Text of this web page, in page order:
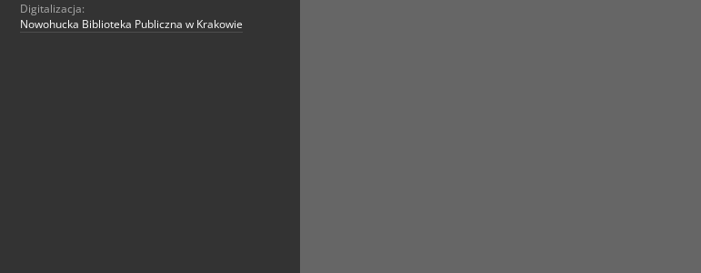
Digitalizacja:
Nowohucka Biblioteka Publiczna w Krakowie